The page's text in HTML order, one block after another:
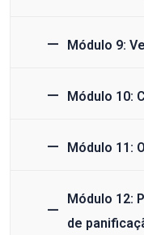
Módulo 9:
Módulo 10:
Módulo 11:
Módulo 12:
de